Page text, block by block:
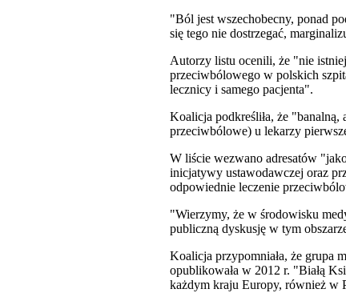
"Ból jest wszechobecny, ponad
się tego nie dostrzegać,
Autorzy listu ocenili, że "nie
przeciwbólowego w polskich
lecznicy i samego pacjenta".
Koalicja podkreśliła, że
przeciwbólowe) u lekarzy
W liście wezwano adresatów
inicjatywy ustawodawczej oraz
odpowiednie leczenie
"Wierzymy, że w środowisku
publiczną dyskusję w tym
Koalicja przypomniała, że grupa
opublikowała w 2012 r. "Białą
każdym kraju Europy, również w